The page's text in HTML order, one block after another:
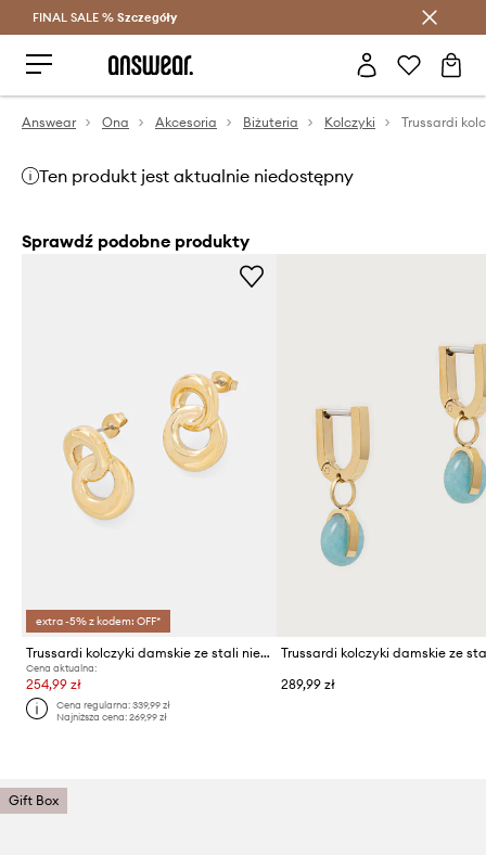
Oszczędzaj z Answear Club >
FINAL SALE % Szczegóły
Answear Ona Akcesoria Biżuteria Kolczyki Trussardi
Ten produkt jest aktualnie niedostępny
Sprawdź podobne produkty
extra -5% z kodem: OFF*
Trussardi kolczyki damskie ze stali nierdzewnej T-BOLD
Cena aktualna:
254,99 zł
Cena regularna:339,99 zł
Najniższa cena:269,99 zł
289,99 zł
Gift Box